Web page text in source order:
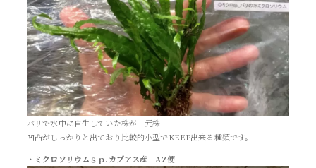
バリで水中に自生していた株が 元株
凹凸がしっかりと出ており比較的小型でKEEP出来る種類です。
・ミクロソリウムｓｐ.カプアス産 AZ便